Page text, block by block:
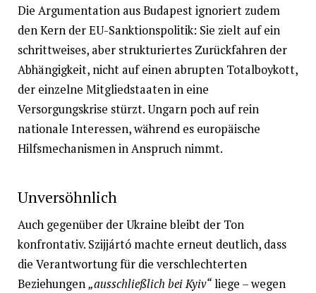
Die Argumentation aus Budapest ignoriert zudem
den Kern der EU-Sanktionspolitik: Sie zielt auf ein
schrittweises, aber strukturiertes Zurückfahren der
Abhängigkeit, nicht auf einen abrupten Totalboykott,
der einzelne Mitgliedstaaten in eine
Versorgungskrise stürzt. Ungarn poch auf rein
nationale Interessen, während es europäische
Hilfsmechanismen in Anspruch nimmt.
Unversöhnlich
Auch gegenüber der Ukraine bleibt der Ton
konfrontativ. Szijjártó machte erneut deutlich, dass
die Verantwortung für die verschlechterten
Beziehungen„ausschließlich bei Kyiv“liege – wegen